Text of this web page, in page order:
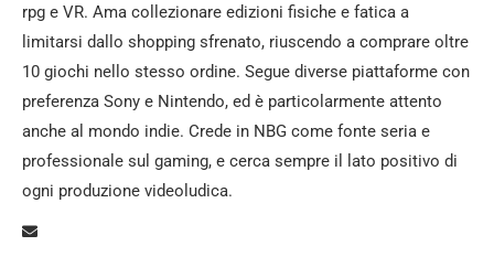
rpg e VR. Ama collezionare edizioni fisiche e fatica a
limitarsi dallo shopping sfrenato, riuscendo a comprare oltre
10 giochi nello stesso ordine. Segue diverse piattaforme con
preferenza Sony e Nintendo, ed è particolarmente attento
anche al mondo indie. Crede in NBG come fonte seria e
professionale sul gaming, e cerca sempre il lato positivo di
ogni produzione videoludica.